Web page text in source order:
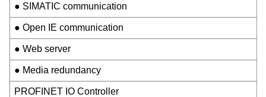
● SIMATIC communication
● Open IE communication
● Web server
● Media redundancy
PROFINET IO Controller